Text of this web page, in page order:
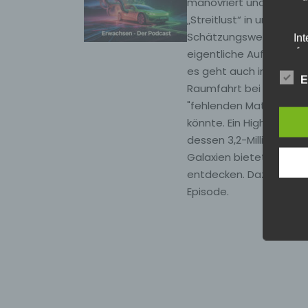
„Streitlust“ in unserer
Schätzungsweise 50%
eigentliche Aufgabe es
es geht auch in die
Raumfahrt bei einer
"fehlenden Materie"
könnte. Ein Highlight ist
dessen 3,2-Milliarden-
Galaxien bietet und
entdecken. Dazu
Episode.